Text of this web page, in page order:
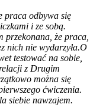
praca odbywa się
i ze sobą.
przekonana, że praca,
nich nie wydarzyła.O
testować na sobie,
z Drugim
można się
ćwiczenia.
siebie nawzajem.